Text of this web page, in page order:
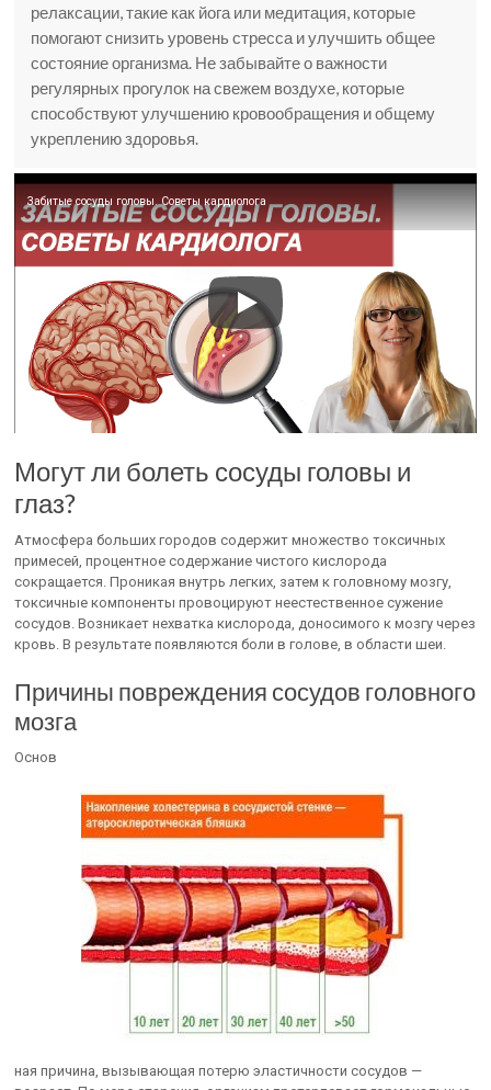
релаксации, такие как йога или медитация, которые
помогают снизить уровень стресса и улучшить общее
состояние организма. Не забывайте о важности
регулярных прогулок на свежем воздухе, которые
способствуют улучшению кровообращения и общему
укреплению здоровья.
Забитые сосуды головы. Советы кардиолога
Могут ли болеть сосуды головы и
глаз?
Атмосфера больших городов содержит множество токсичных
примесей, процентное содержание чистого кислорода
сокращается. Проникая внутрь легких, затем к головному мозгу,
токсичные компоненты провоцируют неестественное сужение
сосудов. Возникает нехватка кислорода, доносимого к мозгу через
кровь. В результате появляются боли в голове, в области шеи.
Причины повреждения сосудов головного
мозга
Основ
ная причина, вызывающая потерю эластичности сосудов —